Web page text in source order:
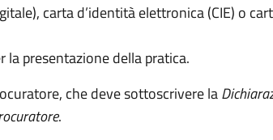
carta d’identità elettronica (CIE) o
presentazione della pratica.
che deve sottoscrivere la
.